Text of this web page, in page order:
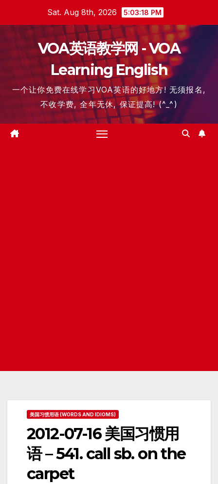
content
Sat. Aug 8th, 2026 5:03:19 PM
VOA英语教学网 - VOA
Learning English
一个让你免费在线学习VOA英语的好地方! 无须报名,
不收学费, 全年无休, 保证提高! (^_^)
美国习惯用语 (WORDS AND IDIOMS)
2012-07-16 美国习惯用
语 – 541. call sb. on the
carpet